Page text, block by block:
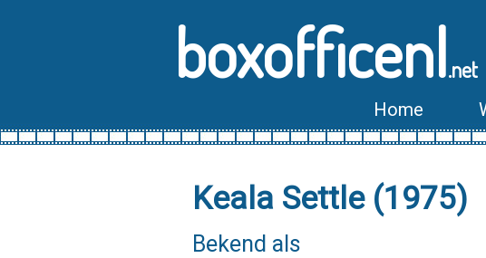
boxofficenl.net
Home
Keala Settle (1975)
Bekend als